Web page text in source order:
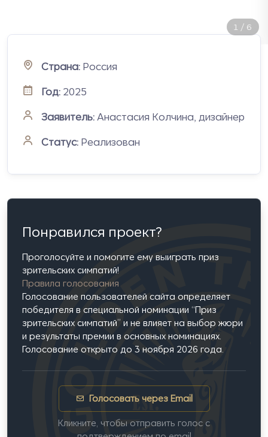
2 / 6
Страна: Россия
Год: 2025
Заявитель: Анастасия Колчина, дизайнер
Статус: Реализован
Понравился проект?
Проголосуйте и помогите ему выиграть приз
зрительских симпатий!
Правила голосования
Голосование пользователей сайта определяет
победителя в специальной номинации “Приз
зрительских симпатий” и не влияет на выбор жюри
и результаты премии в основных номинациях.
Голосование открыто до 3 ноября 2026 года.
Голосовать через Email
Кликните, чтобы отправить голос с